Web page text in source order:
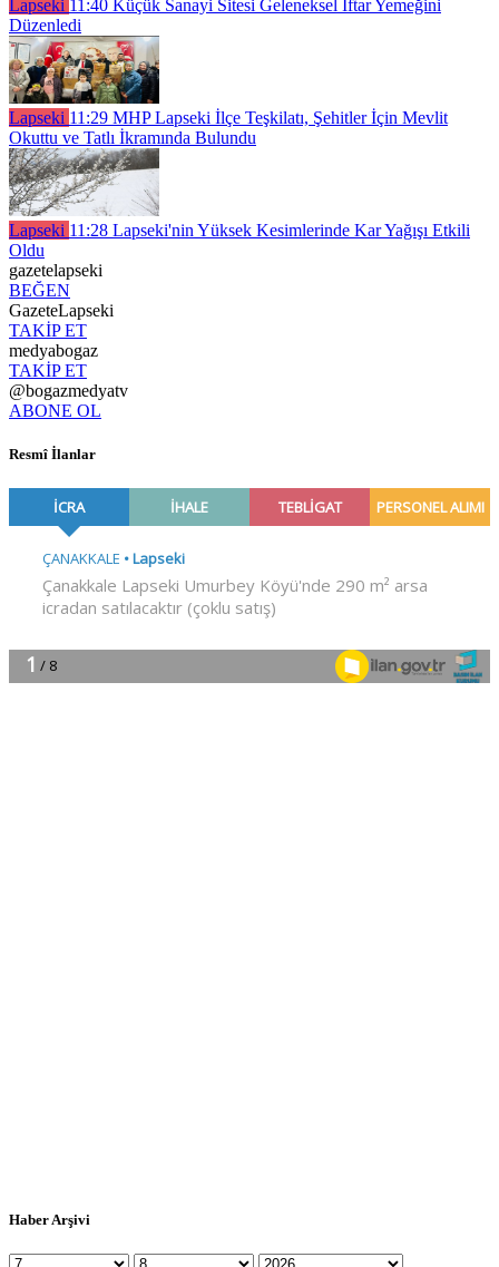
Lapseki 11:40 Küçük Sanayi Sitesi Geleneksel İftar Yemeğini
Düzenledi
Lapseki 11:29 MHP Lapseki İlçe Teşkilatı, Şehitler İçin Mevlit
Okuttu ve Tatlı İkramında Bulundu
Lapseki 11:28 Lapseki'nin Yüksek Kesimlerinde Kar Yağışı Etkili
Oldu
gazetelapseki
BEĞEN
GazeteLapseki
TAKİP ET
medyabogaz
TAKİP ET
@bogazmedyatv
ABONE OL
Resmî İlanlar
Haber Arşivi